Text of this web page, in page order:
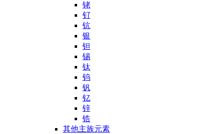
铑
钌
钪
银
钽
锡
钛
钨
钒
钇
锌
锆
其他主族元素